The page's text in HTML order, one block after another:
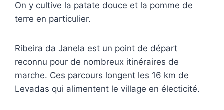
On y cultive la patate douce et la pomme de
terre en particulier.
Ribeira da Janela est un point de départ
reconnu pour de nombreux itinéraires de
marche. Ces parcours longent les 16 km de
Levadas qui alimentent le village en électicité.